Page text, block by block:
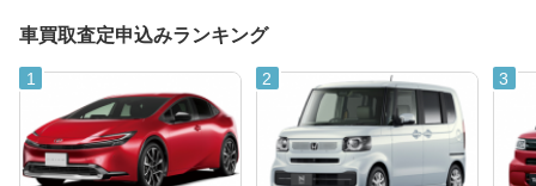
車買取査定申込みランキング